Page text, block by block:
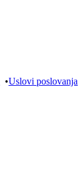
•Uslovi poslovanja